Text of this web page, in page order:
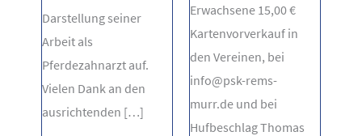
Darstellung seiner
Arbeit als
Pferdezahnarzt auf.
Vielen Dank an den
ausrichtenden […]
Erwachsene 15,00 €
Kartenvorverkauf in
den Vereinen, bei
info@psk-rems-
murr.de und bei
Hufbeschlag Thomas